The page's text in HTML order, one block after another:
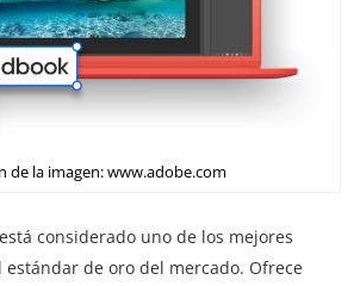
de la imagen: www.adobe.com
considerado uno de los mejores
estándar de oro del mercado. Ofrece